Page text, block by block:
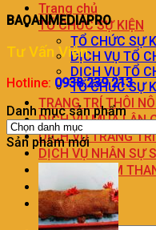
Trang chủ
TỔ CHỨC SỰ KIỆN
TỔ CHỨC SỰ
DỊCH VỤ TỔ
DỊCH VỤ TỔ
TỔ CHỨC SỰ
TRANG TRÍ THÔI
DỊCH VỤ MÚA LÂN
DỊCH VỤ TRANG
DỊCH VỤ NHÂN SỰ
CHO THUÊ ÂM
LIÊN HỆ
BÁO GIÁ
BAOANMEDIAPRO
Tư Vấn Viên
Hotline: 0938.239.213
Danh mục sản phẩm
Sản phẩm mới